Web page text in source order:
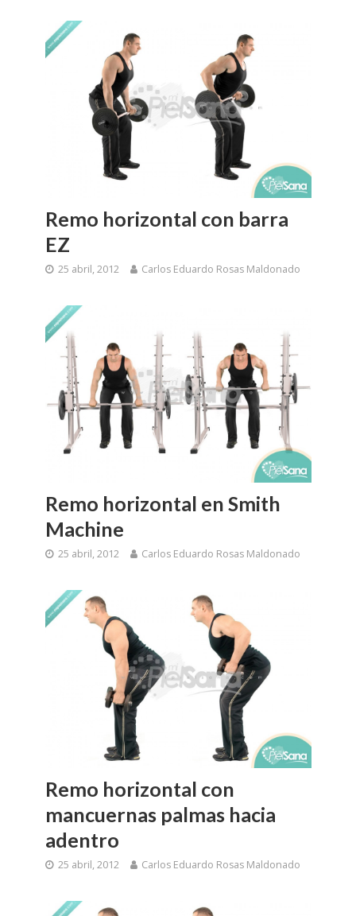
Remo horizontal con barra
EZ
25 abril, 2012 Carlos Eduardo Rosas Maldonado
Remo horizontal en Smith
Machine
25 abril, 2012 Carlos Eduardo Rosas Maldonado
Remo horizontal con
mancuernas palmas hacia
adentro
25 abril, 2012 Carlos Eduardo Rosas Maldonado